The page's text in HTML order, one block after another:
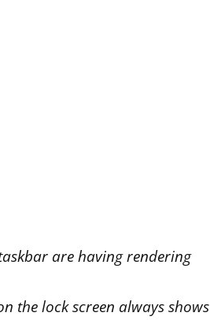
are having rendering
the lock screen always shows